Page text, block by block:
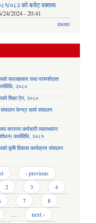
०८२ को बजेट वक्तव्य
24/2024 - 20:41
more
सल्लाहकार तथा परामर्शदाता
२०८०
शिक्षा ऐन, २०८०
केन्द्र कार्य संचालन
करारमा कर्मचारी व्यवस्थापन
कार्यविधि, २०८१
कृषि विकास कार्यक्रम संचालन
‹ previous
2 3 4
7
8
…
next ›